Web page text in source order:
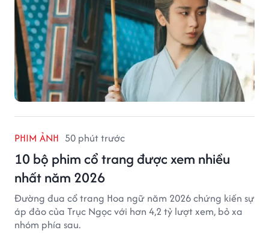
PHIM ẢNH 50 phút trước
10 bộ phim cổ trang được xem nhiều
nhất năm 2026
Đường đua cổ trang Hoa ngữ năm 2026 chứng kiến sự
áp đảo của Trục Ngọc với hơn 4,2 tỷ lượt xem, bỏ xa
nhóm phía sau.